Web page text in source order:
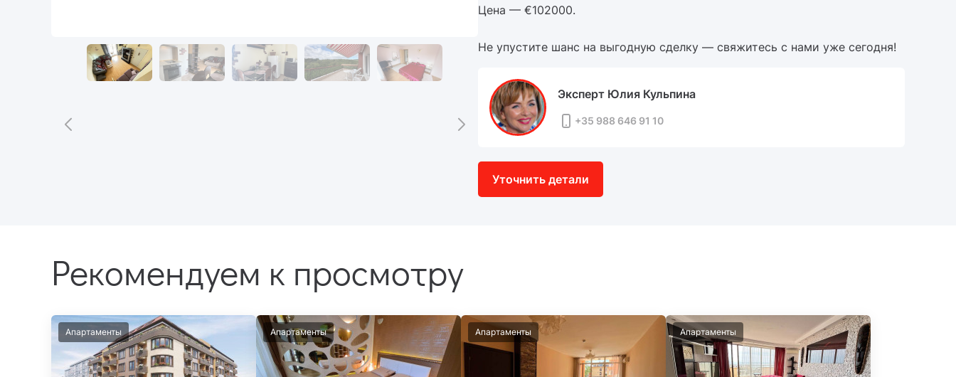
Цена — €102000.
Не упустите шанс на выгодную сделку — свяжитесь с нами уже сегодня!
Эксперт Юлия Кульпина
+35 988 646 91 10
Уточнить детали
Рекомендуем к просмотру
Апартаменты Апартаменты Апартаменты Апартаменты